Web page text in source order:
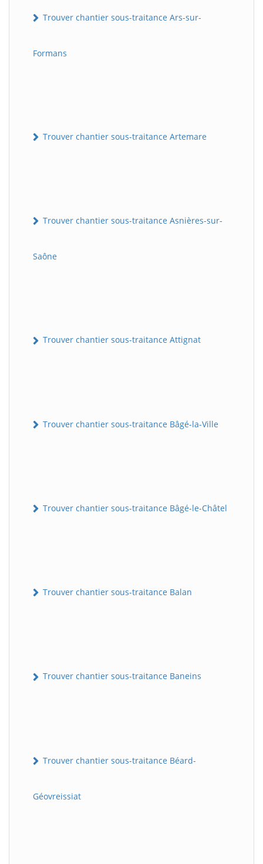
Trouver chantier sous-traitance Ars-sur-
Formans
Trouver chantier sous-traitance Artemare
Trouver chantier sous-traitance Asnières-sur-
Saône
Trouver chantier sous-traitance Attignat
Trouver chantier sous-traitance Bâgé-la-Ville
Trouver chantier sous-traitance Bâgé-le-Châtel
Trouver chantier sous-traitance Balan
Trouver chantier sous-traitance Baneins
Trouver chantier sous-traitance Béard-
Géovreissiat